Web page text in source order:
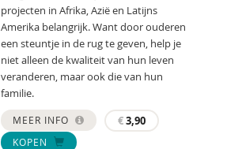
projecten in Afrika, Azië en Latijns
Amerika belangrijk. Want door ouderen
een steuntje in de rug te geven, help je
niet alleen de kwaliteit van hun leven
veranderen, maar ook die van hun
familie.
MEER INFO €3,90
KOPEN